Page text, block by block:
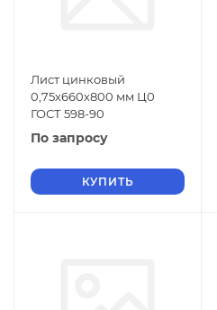
Лист цинковый
0,75х660х800 мм Ц0
ГОСТ 598-90
По запросу
КУПИТЬ